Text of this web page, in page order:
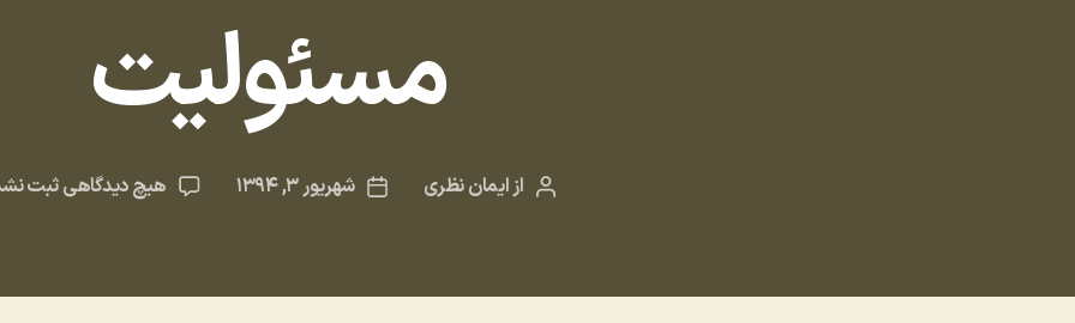
مسئولیت
نویسنده
ازایمان نظری
تاریخشهریور ۳, ۱۳۹۴ هیچ دیدگاهیبرای
ثبت